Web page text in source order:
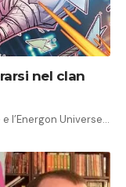
nel clan
l’Energon Universe…